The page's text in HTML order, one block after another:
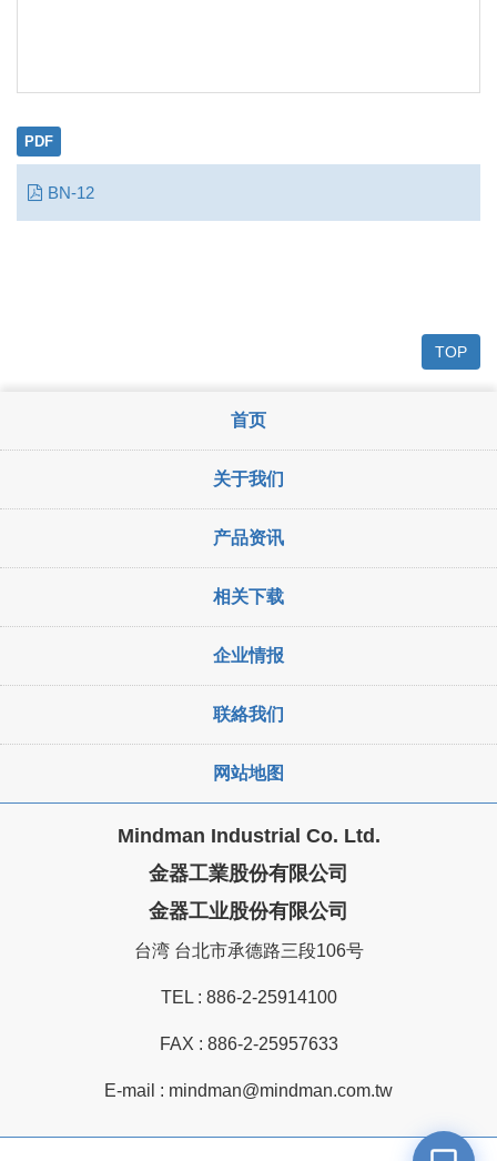
PDF
BN-12
TOP
首页
关于我们
产品资讯
相关下载
企业情报
联絡我们
网站地图
Mindman Industrial Co. Ltd.
金器工業股份有限公司
金器工业股份有限公司
台湾 台北市承德路三段106号
TEL : 886-2-25914100
FAX : 886-2-25957633
E-mail : mindman@mindman.com.tw